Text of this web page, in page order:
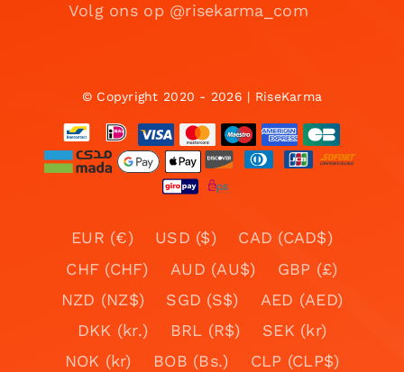
Volg ons op @risekarma_com
© Copyright 2020 - 2026 | RiseKarma
EUR (€) USD ($)
CAD (CAD$)
CHF (CHF)
AUD (AU$)
GBP (£)
NZD (NZ$)
SGD (S$)
AED (AED)
DKK (kr.)
BRL (R$)
SEK (kr)
NOK (kr)
BOB (Bs.)
CLP (CLP$)